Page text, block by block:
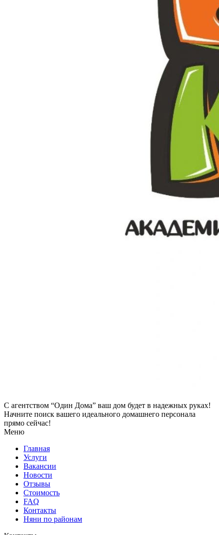
С агентством “Один Дома” ваш дом будет в надежных руках!
Начните поиск вашего идеального домашнего персонала
прямо сейчас!
Меню
Главная
Услуги
Вакансии
Новости
Отзывы
Стоимость
FAQ
Контакты
Няни по районам